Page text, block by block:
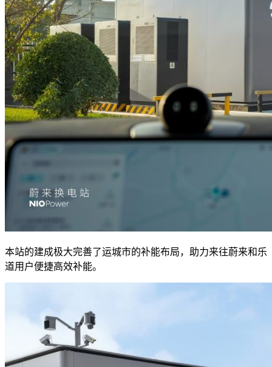
本站的建成极大完善了运城市的补能布局，助力来往蔚来和乐
道用户便捷高效补能。